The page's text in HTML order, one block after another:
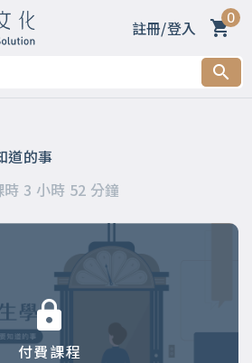
註冊/登入 0
道的事
3 小時 52 分鐘
付費課程
？
Part1：「創造結果」的能力
Part2：「建立生態圈」的能力
Part3：「做決定」的能力
人生羅盤」